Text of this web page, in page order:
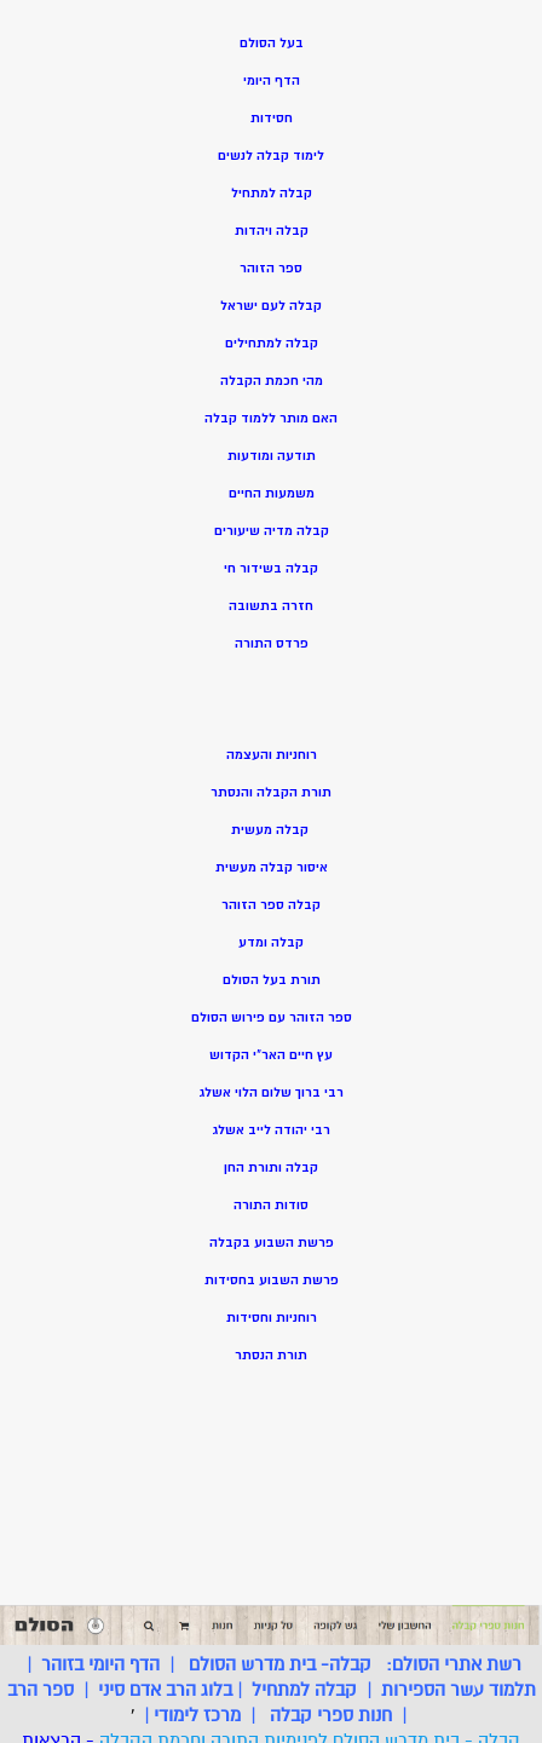
בעל הסולם
הדף היומי
חסידות
לימוד קבלה לנשים
קבלה למתחיל
קבלה ויהדות
ספר הזוהר
קבלה לעם ישראל
קבלה למתחילים
מהי חכמת הקבלה
האם מותר ללמוד קבלה
תודעה ומודעות
משמעות החיים
קבלה מדיה שיעורים
קבלה בשידור חי
חזרה בתשובה
פרדס התורה
רוחניות והעצמה
תורת הקבלה והנסתר
קבלה מעשית
איסור קבלה מעשית
קבלה ספר הזוהר
קבלה ומדע
תורת בעל הסולם
ספר הזוהר עם פירוש הסולם
עץ חיים האר”י הקדוש
רבי ברוך שלום הלוי אשלג
רבי יהודה לייב אשלג
קבלה ותורת החן
סודות התורה
פרשת השבוע בקבלה
פרשת השבוע בחסידות
רוחניות וחסידות
תורת הנסתר
רשת אתרי הסולם: קבלה- בית מדרש הסולם |הדף היומי בזוהר |
תלמוד עשר הספירות | קבלה למתחיל |בלוג הרב אדם סיני |ספר הרב
| חנות ספרי קבלה | מרכז לימודי |
'